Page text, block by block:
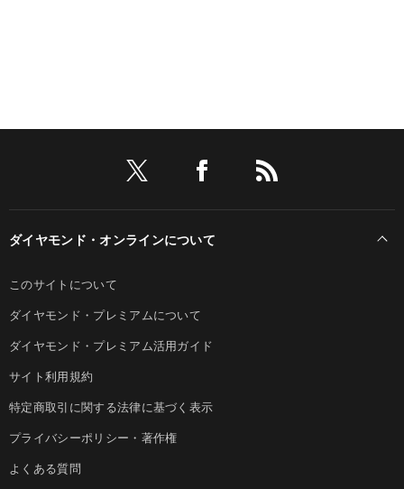
ダイヤモンド・オンラインについて
このサイトについて
ダイヤモンド・プレミアムについて
ダイヤモンド・プレミアム活用ガイド
サイト利用規約
特定商取引に関する法律に基づく表示
プライバシーポリシー・著作権
よくある質問